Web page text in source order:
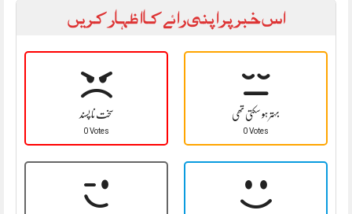
اس خبر پر اپنی رائے کا اظہار کریں
سخت نا پسند
0 Votes
بہتر ہو سکتی تھی
0 Votes